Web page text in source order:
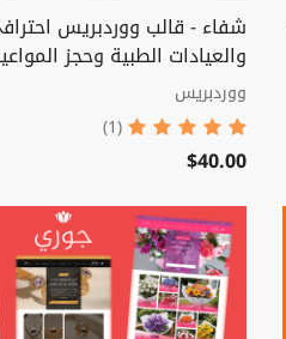
شفاء - قالب ووردبريس
والعيادات الطبية وحجز
ووردبريس
(1)
$40.00